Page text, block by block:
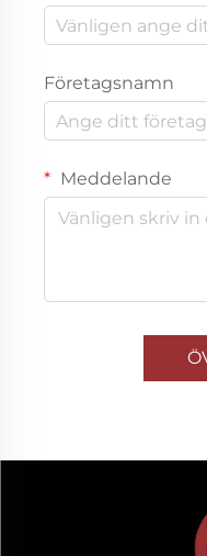
Företagsnamn
Meddelande